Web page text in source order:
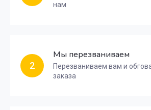
нам
2
Мы перезваниваем
Перезваниваем вам и
заказа